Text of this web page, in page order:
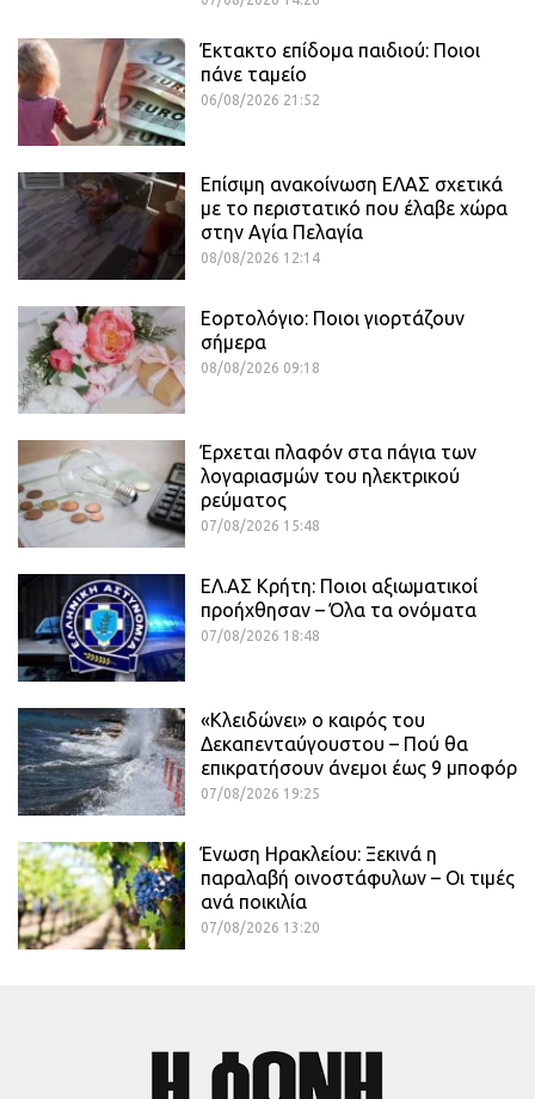
Έκτακτο επίδομα παιδιού: Ποιοι
πάνε ταμείο
06/08/2026 21:52
Επίσιμη ανακοίνωση ΕΛΑΣ σχετικά
με το περιστατικό που έλαβε χώρα
στην Αγία Πελαγία
08/08/2026 12:14
Εορτολόγιο: Ποιοι γιορτάζουν
σήμερα
08/08/2026 09:18
Έρχεται πλαφόν στα πάγια των
λογαριασμών του ηλεκτρικού
ρεύματος
07/08/2026 15:48
ΕΛ.ΑΣ Κρήτη: Ποιοι αξιωματικοί
προήχθησαν – Όλα τα ονόματα
07/08/2026 18:48
«Κλειδώνει» ο καιρός του
Δεκαπενταύγουστου – Πού θα
επικρατήσουν άνεμοι έως 9 μποφόρ
07/08/2026 19:25
Ένωση Ηρακλείου: Ξεκινά η
παραλαβή οινοστάφυλων – Οι τιμές
ανά ποικιλία
07/08/2026 13:20